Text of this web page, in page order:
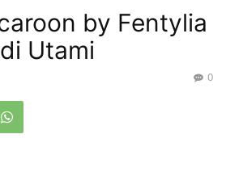
by Fentylia
Utami
0